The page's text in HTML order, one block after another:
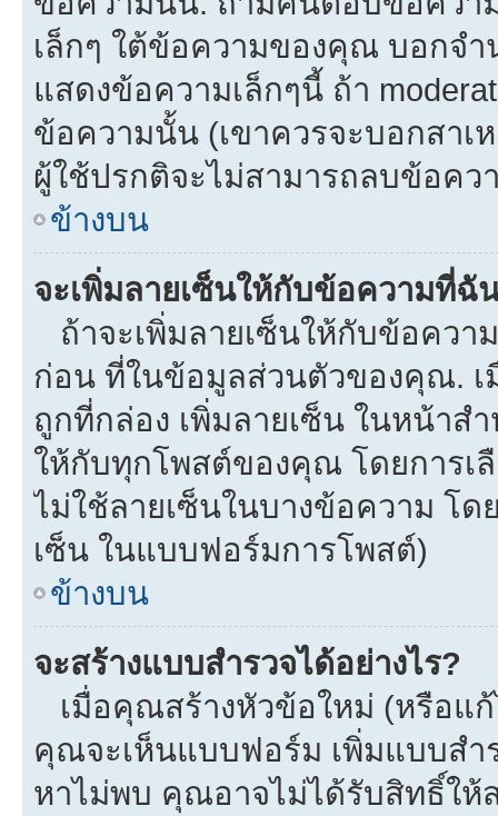
เล็กๆ ใต้ข้อความของคุณ บอกจ
แสดงข้อความเล็กๆนี้ ถ้า
ข้อความนั้น (เขาควรจะบอกสา
ผู้ใช้ปรกติจะไม่สามารถลบข้อค
ข้างบน
จะเพิ่มลายเซ็นให้กับข้อความที่ฉั
ถ้าจะเพิ่มลายเซ็นให้กับข้อคว
ก่อน ที่ในข้อมูลส่วนตัวของคุณ.
ถูกที่กล่อง เพิ่มลายเซ็น ในหน้าส
ให้กับทุกโพสต์ของคุณ โดยการ
ไม่ใช้ลายเซ็นในบางข้อความ โด
เซ็น ในแบบฟอร์มการโพสต์)
ข้างบน
จะสร้างแบบสำรวจได้อย่างไร?
เมื่อคุณสร้างหัวข้อใหม่ (หรือแ
คุณจะเห็นแบบฟอร์ม เพิ่มแบบส
หาไม่พบ คุณอาจไม่ได้รับสิทธิ์ให้